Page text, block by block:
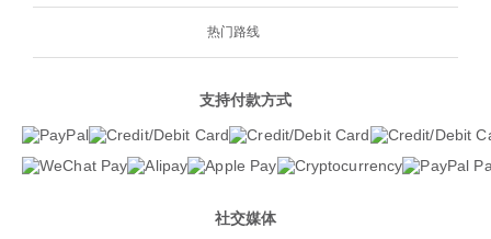
热门路线
支持付款方式
社交媒体